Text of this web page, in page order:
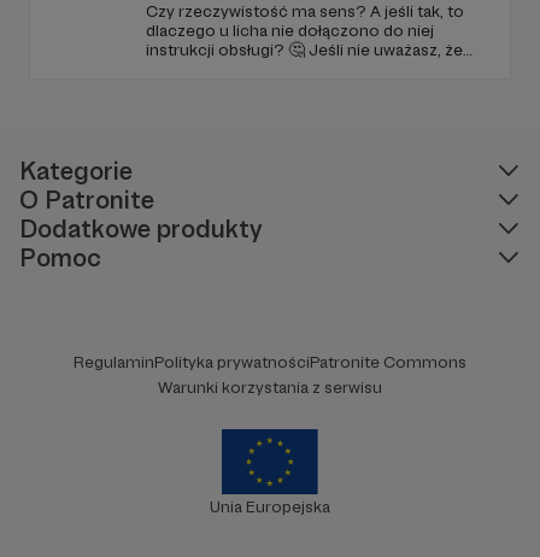
Czy rzeczywistość ma sens? A jeśli tak, to
dlaczego u licha nie dołączono do niej
instrukcji obsługi? 🤔 Jeśli nie uważasz, że
Kategorie
O Patronite
Dodatkowe produkty
Pomoc
RegulaminPolityka prywatnościPatronite Commons
Warunki korzystania z serwisu
Unia Europejska